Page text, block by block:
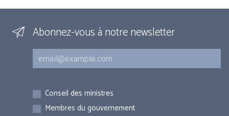
Abonnez-vous à notre newsletter
Courriel
Inscriptions
Conseil des ministres
Membres du gouvernement